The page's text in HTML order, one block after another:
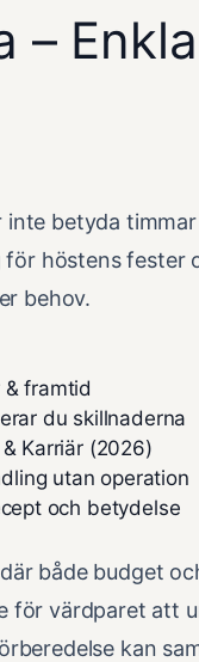
–
betyda
höstens fester
behov.
framtid
du skillnaderna
Karriär (2026)
utan operation
och betydelse
både budget
för värdparet att
kan